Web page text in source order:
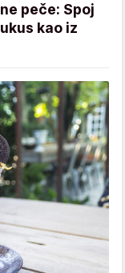
peče: Spoj
kao iz